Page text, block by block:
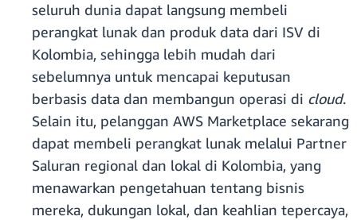
seluruh dunia dapat langsung membeli
perangkat lunak dan produk data dari ISV di
Kolombia, sehingga lebih mudah dari
sebelumnya untuk mencapai keputusan
berbasis data dan membangun operasi di cloud.
Selain itu, pelanggan AWS Marketplace sekarang
dapat membeli perangkat lunak melalui Partner
Saluran regional dan lokal di Kolombia, yang
menawarkan pengetahuan tentang bisnis
mereka, dukungan lokal, dan keahlian tepercaya,